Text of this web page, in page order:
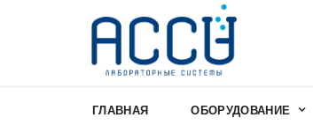
ГЛАВНАЯ ОБОРУДОВАНИЕ